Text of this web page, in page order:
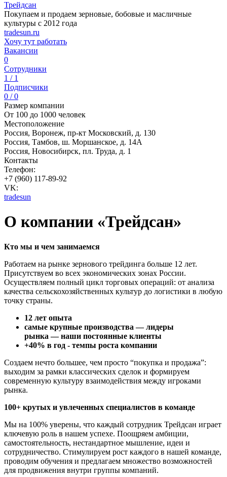
Трейдсан
Покупаем и продаем зерновые, бобовые и масличные
культуры с 2012 года
tradesun.ru
Хочу тут работать
Вакансии
0
Сотрудники
1 / 1
Подписчики
0 / 0
Размер компании
От 100 до 1000 человек
Местоположение
Россия, Воронеж, пр-кт Московский, д. 130
Россия, Тамбов, ш. Моршанское, д. 14А
Россия, Новосибирск, пл. Труда, д. 1
Контакты
Телефон:
+7 (960) 117-89-92
VK:
tradesun
О компании «Трейдсан»
Кто мы и чем занимаемся
Работаем на рынке зернового трейдинга больше 12 лет.
Присутствуем во всех экономических зонах России.
Осуществляем полный цикл торговых операций: от анализа
качества сельскохозяйственных культур до логистики в любую
точку страны.
12 лет опыта
самые крупные производства —лидеры
рынка—наши постоянные клиенты
+40% в год - темпы роста компании
Создаем нечто большее, чем просто “покупка и продажа”:
выходим за рамки классических сделок и формируем
современную культуру взаимодействия между игроками
рынка.
100+ крутых и увлеченных специалистов в команде
Мы на 100% уверены, что каждый сотрудник Трейдсан играет
ключевую роль в нашем успехе. Поощряем амбиции,
самостоятельность, нестандартное мышление, идеи и
сотрудничество. Стимулируем рост каждого в нашей команде,
проводим обучения и предлагаем множество возможностей
для продвижения внутри группы компаний.